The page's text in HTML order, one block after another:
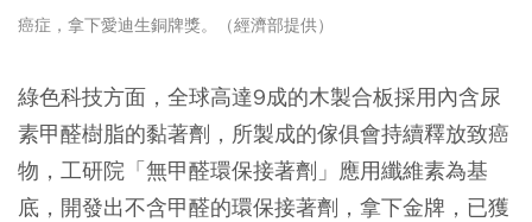
癌症，拿下愛迪生銅牌獎。（經濟部提供）
綠色科技方面，全球高達9成的木製合板採用內含尿
素甲醛樹脂的黏著劑，所製成的傢俱會持續釋放致癌
物，工研院「無甲醛環保接著劑」應用纖維素為基
底，開發出不含甲醛的環保接著劑，拿下金牌，已獲